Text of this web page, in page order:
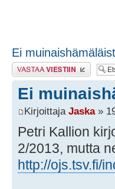
Ei
Lähetä vastaus
Ei
Kirjoittaja Jaska»
Petri Kallion
2/2013, mutta
http://ojs.tsv.fi/